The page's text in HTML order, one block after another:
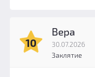
10
Вера
30.07.2026
Заклятие